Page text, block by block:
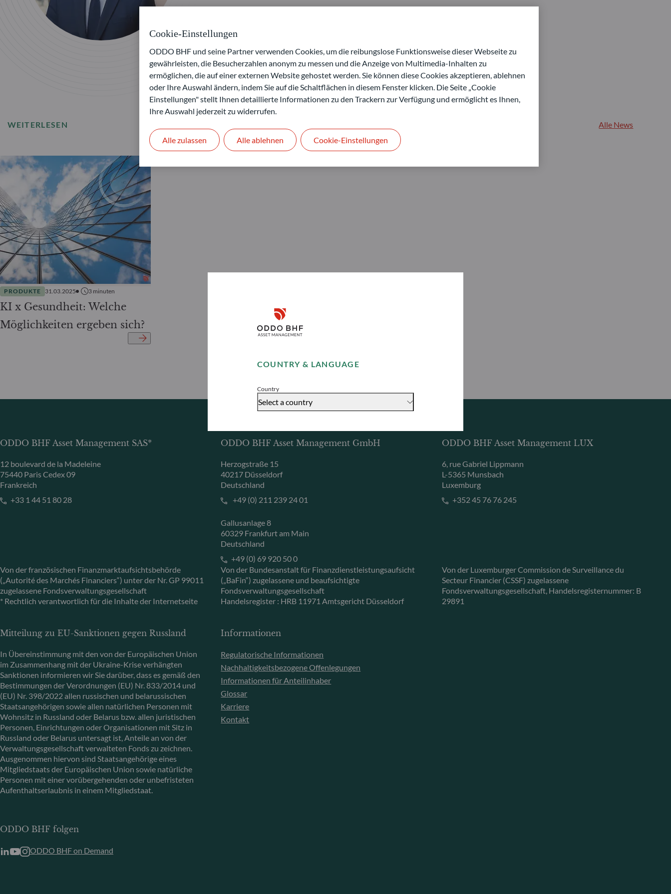
COUNTRY & LANGUAGE
Country
Select a country
Disclaimer
Accept
WEITERLESEN Alle News
PRODUKTE 31.03.2025 3 minuten
KI x Gesundheit: Welche
Möglichkeiten ergeben sich?
ODDO BHF Asset Management SAS*
12 boulevard de la Madeleine
75440 Paris Cedex 09
Frankreich
+33 1 44 51 80 28
Von der französischen Finanzmarktaufsichtsbehörde
(„Autorité des Marchés Financiers“) unter der Nr. GP 99011
zugelassene Fondsverwaltungsgesellschaft
* Rechtlich verantwortlich für die Inhalte der Internetseite
ODDO BHF Asset Management GmbH
Herzogstraße 15
40217 Düsseldorf
Deutschland
+49 (0) 211 239 24 01
Gallusanlage 8
60329 Frankfurt am Main
Deutschland
+49 (0) 69 920 50 0
Von der Bundesanstalt für Finanzdienstleistungsaufsicht
(„BaFin“) zugelassene und beaufsichtigte
Fondsverwaltungsgesellschaft
Handelsregister : HRB 11971 Amtsgericht Düsseldorf
ODDO BHF Asset Management LUX
6, rue Gabriel Lippmann
L-5365 Munsbach
Luxemburg
+352 45 76 76 245
Von der Luxemburger Commission de Surveillance du
Secteur Financier (CSSF) zugelassene
Fondsverwaltungsgesellschaft, Handelsregisternummer: B
29891
Mitteilung zu EU-Sanktionen gegen Russland
In Übereinstimmung mit den von der Europäischen Union
im Zusammenhang mit der Ukraine-Krise verhängten
Sanktionen informieren wir Sie darüber, dass es gemäß den
Bestimmungen der Verordnungen (EU) Nr. 833/2014 und
(EU) Nr. 398/2022 allen russischen und belarussischen
Staatsangehörigen sowie allen natürlichen Personen mit
Wohnsitz in Russland oder Belarus bzw. allen juristischen
Personen, Einrichtungen oder Organisationen mit Sitz in
Russland oder Belarus untersagt ist, Anteile an von der
Verwaltungsgesellschaft verwalteten Fonds zu zeichnen.
Ausgenommen hiervon sind Staatsangehörige eines
Mitgliedstaats der Europäischen Union sowie natürliche
Personen mit einer vorübergehenden oder unbefristeten
Aufenthaltserlaubnis in einem Mitgliedstaat.
Informationen
Regulatorische Informationen
Nachhaltigkeitsbezogene Offenlegungen
Informationen für Anteilinhaber
Glossar
Karriere
Kontakt
ODDO BHF folgen
ODDO BHF on Demand
Cookie-Einstellungen
ODDO BHF und seine Partner verwenden Cookies, um die reibungslose Funktionsweise dieser Webseite zu
gewährleisten, die Besucherzahlen anonym zu messen und die Anzeige von Multimedia-Inhalten zu
ermöglichen, die auf einer externen Website gehostet werden. Sie können diese Cookies akzeptieren, ablehnen
oder Ihre Auswahl ändern, indem Sie auf die Schaltflächen in diesem Fenster klicken. Die Seite „Cookie
Einstellungen" stellt Ihnen detaillierte Informationen zu den Trackern zur Verfügung und ermöglicht es Ihnen,
Ihre Auswahl jederzeit zu widerrufen.
Alle ablehnen
Alle zulassen Cookie-Einstellungen